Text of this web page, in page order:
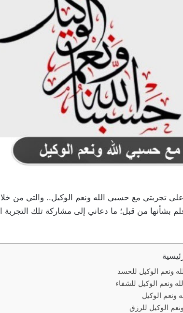
تجربتي مع حسبي الله ونعم الوكيل.. والتي من
بشأنها من قبل؛ ما دعاني إلى مشاركة تلك التجربة
ونعم الوكيل للحسد
ونعم الوكيل للشفاء
ونعم الوكيل
الوكيل للرزق